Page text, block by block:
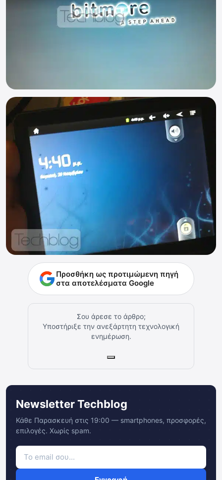
Προσθήκη ως προτιμώμενη πηγή
στα αποτελέσματα Google
Σου άρεσε το άρθρο;
Υποστήριξε την ανεξάρτητη τεχνολογική
ενημέρωση.
Newsletter Techblog
Κάθε Παρασκευή στις 19:00 — smartphones, προσφορές,
επιλογές. Χωρίς spam.